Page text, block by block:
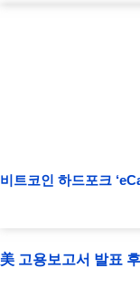
비트코인 하드포크
美 고용보고서 발표